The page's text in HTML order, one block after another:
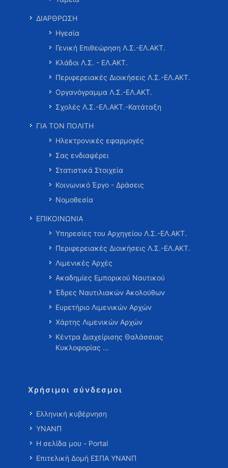
ΔΙΑΡΘΡΩΣΗ
Ηγεσία
Γενική Επιθεώρηση Λ.Σ.-ΕΛ.ΑΚΤ.
Κλάδοι Λ.Σ. - ΕΛ.ΑΚΤ.
Περιφερειακές Διοικήσεις Λ.Σ.-ΕΛ.ΑΚΤ.
Οργανόγραμμα Λ.Σ.-ΕΛ.ΑΚΤ.
Σχολές Λ.Σ.-ΕΛ.ΑΚΤ.-Κατάταξη
ΓΙΑ ΤΟΝ ΠΟΛΙΤΗ
Ηλεκτρονικές εφαρμογές
Σας ενδιαφέρει
Στατιστικά Στοιχεία
Κοινωνικό Έργο - Δράσεις
Νομοθεσία
ΕΠΙΚΟΙΝΩΝΙΑ
Υπηρεσίες του Αρχηγείου Λ.Σ.-ΕΛ.ΑΚΤ.
Περιφερειακές Διοικήσεις Λ.Σ.-ΕΛ.ΑΚΤ.
Λιμενικές Αρχές
Ακαδημίες Εμπορικού Ναυτικού
Έδρες Ναυτιλιακών Ακολούθων
Ευρετήριο Λιμενικών Αρχών
Χάρτης Λιμενικών Αρχών
Κέντρα Διαχείρισης Θαλάσσιας
Κυκλοφορίας …
Χρήσιμοι σύνδεσμοι
Ελληνική κυβέρνηση
ΥΝΑΝΠ
Η σελίδα μου - Portal
Επιτελική Δομή ΕΣΠΑ ΥΝΑΝΠ